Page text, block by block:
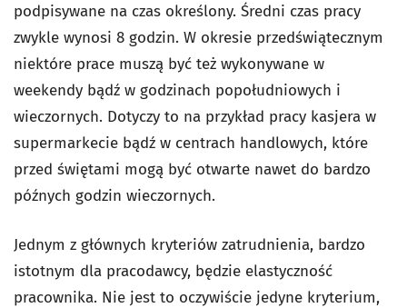
podpisywane na czas określony. Średni czas pracy
zwykle wynosi 8 godzin. W okresie przedświątecznym
niektóre prace muszą być też wykonywane w
weekendy bądź w godzinach popołudniowych i
wieczornych. Dotyczy to na przykład pracy kasjera w
supermarkecie bądź w centrach handlowych, które
przed świętami mogą być otwarte nawet do bardzo
późnych godzin wieczornych.
Jednym z głównych kryteriów zatrudnienia, bardzo
istotnym dla pracodawcy, będzie elastyczność
pracownika. Nie jest to oczywiście jedyne kryterium,